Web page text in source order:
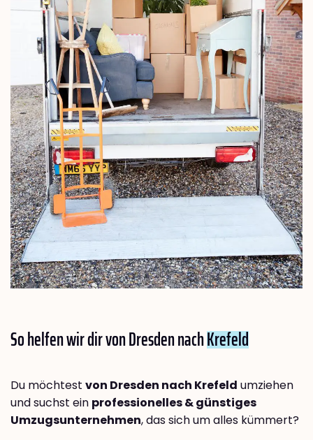
So helfen wir dir von Dresden nachKrefeld
Du möchtest von Dresden nach Krefeld umziehen
und suchst ein professionelles & günstiges
Umzugsunternehmen, das sich um alles kümmert?